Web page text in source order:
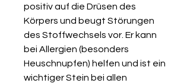
positiv auf die Drüsen des
Körpers und beugt Störungen
des Stoffwechsels vor. Er kann
bei Allergien (besonders
Heuschnupfen) helfen und ist ein
wichtiger Stein bei allen